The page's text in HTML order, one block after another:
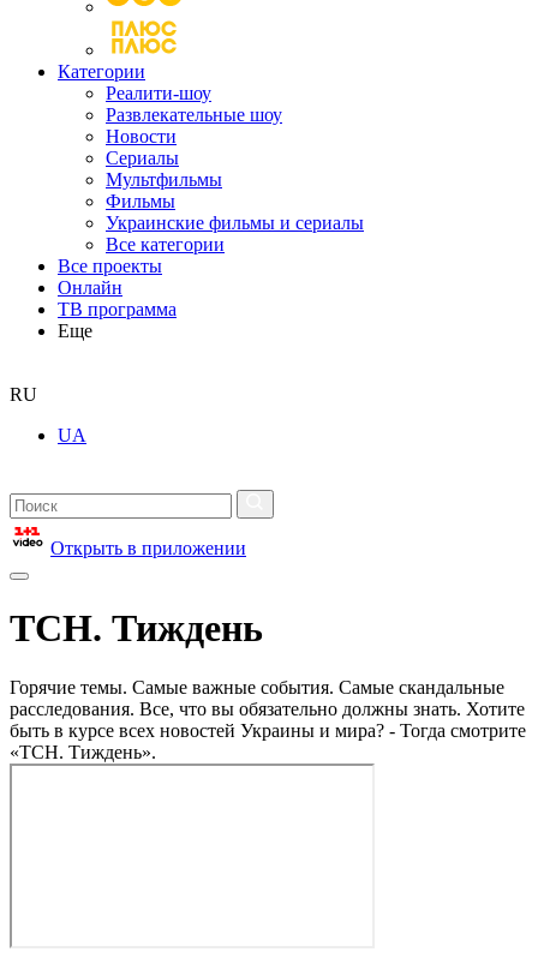
Категории
Реалити-шоу
Развлекательные шоу
Новости
Сериалы
Мультфильмы
Фильмы
Украинские фильмы и сериалы
Все категории
Все проекты
Онлайн
ТВ программа
Еще
RU
UA
Открыть в приложении
ТСН. Тиждень
Горячие темы. Самые важные события. Самые скандальные
расследования. Все, что вы обязательно должны знать. Хотите
быть в курсе всех новостей Украины и мира? - Тогда смотрите
«ТСН. Тиждень».